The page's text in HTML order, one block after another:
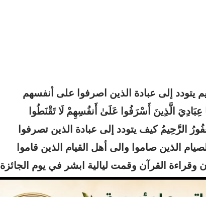
يتودد إلى عبادة الذين اصرفوا على أنفسهم
الَّذِينَ أَسْرَفُوا عَلَىٰ أَنفُسِهِمْ لَا تَقْنَطُوا
الرَّحِيمُ كيف يتودد إلى عبادة الذين تصرفوا
الذين صاموا والى أهل القيام الذين قاموا
القرآن وقمت ليالية ابشر في يوم الجائزة